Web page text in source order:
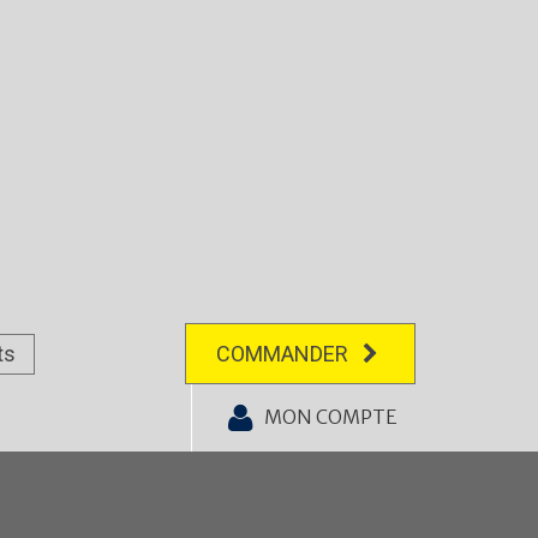
COMMANDER
MON COMPTE